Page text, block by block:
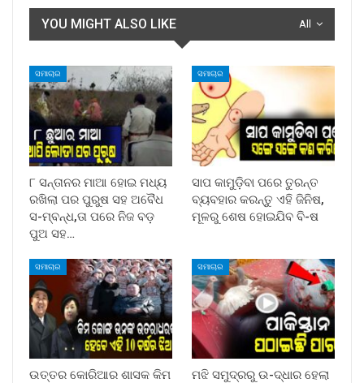
All
YOU MIGHT ALSO LIKE
ସମାଚାର
୮ ସନ୍ତାନର ମାଆ ହୋଇ ମଧ୍ୟ
ରଖିଲା ପର ପୁରୁଷ ସହ ଅବୈଧ
ସ-ମ୍ବନ୍ଧ,ତା ପରେ ନିଜ ବଡ଼
ପୁଅ ସହ…
ସମାଚାର
ସାପ କାମୁଡ଼ିବା ପରେ ତୁରନ୍ତ
ବ୍ୟବହାର କରନ୍ତୁ ଏହି ଜିନିଷ,
ମୂଳରୁ ଶେଷ ହୋଇଯିବ ବି-ଷ
ସମାଚାର
ଉତ୍ତର କୋରିଆର ଶାସକ କିମ
ସମାଚାର
ମଝି ସମୁଦ୍ରରୁ ଉ-ଦ୍ଧାର ହେଲା